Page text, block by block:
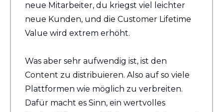
neue Mitarbeiter, du kriegst viel leichter
neue Kunden, und die Customer Lifetime
Value wird extrem erhöht.
Was aber sehr aufwendig ist, ist den
Content zu distribuieren. Also auf so viele
Plattformen wie möglich zu verbreiten.
Dafür macht es Sinn, ein wertvolles